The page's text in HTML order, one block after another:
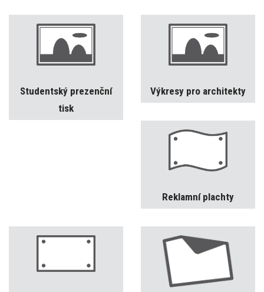
Studentský prezenční
tisk
Výkresy pro architekty
Reklamní plachty